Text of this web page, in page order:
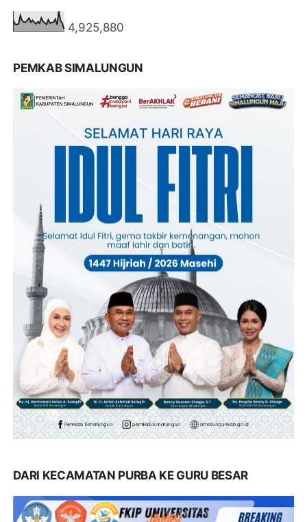
4,925,880
PEMKAB SIMALUNGUN
DARI KECAMATAN PURBA KE GURU BESAR